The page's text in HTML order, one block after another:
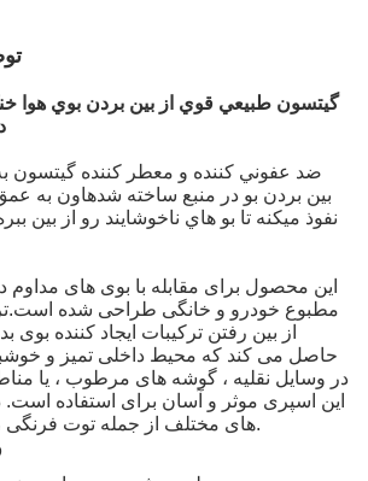
گيتسون طبيعي قوي از بين بردن بوي هوا
ضد عفوني کننده و معطر کننده گيتسون
بين بردن بو در منبع ساخته شدهاون به
نفوذ ميکنه تا بو هاي ناخوشايند رو از بين
این محصول برای مقابله با بوی های مداوم
مطبوع خودرو و خانگی طراحی شده
از بین رفتن ترکیبات ایجاد کننده
حاصل می کند که محیط داخلی تمیز و
در وسایل نقلیه ، گوشه های مرطوب ، یا
این اسپری موثر و آسان برای استفاده
های مختلف از جمله توت فرنگی ، پرتقال ، لیمو و هلو.